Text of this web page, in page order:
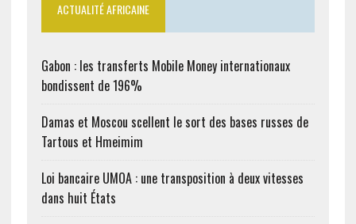
ACTUALITÉ AFRICAINE
Gabon : les transferts Mobile Money internationaux
bondissent de 196%
Damas et Moscou scellent le sort des bases russes de
Tartous et Hmeimim
Loi bancaire UMOA : une transposition à deux vitesses
dans huit États